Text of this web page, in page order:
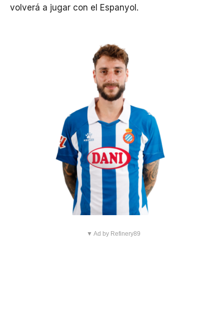
volverá a jugar con el Espanyol.
▼ Ad by Refinery89